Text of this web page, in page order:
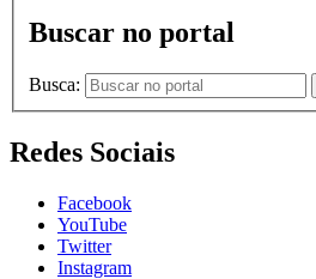
Buscar no portal
Busca:
Redes Sociais
Facebook
YouTube
Twitter
Instagram